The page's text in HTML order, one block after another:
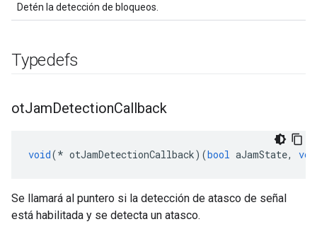
Detén la detección de bloqueos.
Typedefs
otJamDetectionCallback
void(* otJamDetectionCallback)(bool aJamState,
Se llamará al puntero si la detección de atasco de señal
está habilitada y se detecta un atasco.